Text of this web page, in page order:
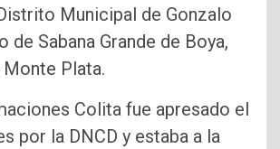
Municipal de Gonzalo
de Sabana Grande de Boya,
Plata.
Colita fue apresado el
por la DNCD y estaba a la